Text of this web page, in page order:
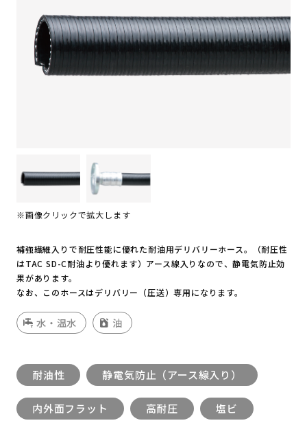
※画像クリックで拡大します
補強繊維入りで耐圧性能に優れた耐油用デリバリーホース。（耐圧性
はTAC SD-C耐油より優れます）アース線入りなので、静電気防止効
果があります。
なお、このホースはデリバリー（圧送）専用になります。
水・温水 油
耐油性 静電気防止（アース線入り）
内外面フラット 高耐圧 塩ビ